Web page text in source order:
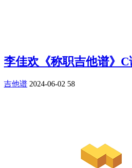
李佳欢《称职吉他谱》
吉他谱 2024-06-02 58